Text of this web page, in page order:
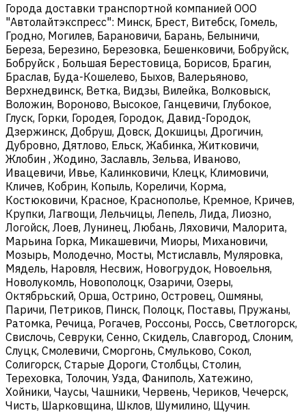
Города доставки транспортной компанией ООО
"Автолайтэкспресс": Минск, Брест, Витебск, Гомель,
Гродно, Могилев, Барановичи, Барань, Белыничи,
Береза, Березино, Березовка, Бешенковичи, Бобруйск,
Бобруйск , Большая Берестовица, Борисов, Брагин,
Браслав, Буда-Кошелево, Быхов, Валерьяново,
Верхнедвинск, Ветка, Видзы, Вилейка, Волковыск,
Воложин, Вороново, Высокое, Ганцевичи, Глубокое,
Глуск, Горки, Городея, Городок, Давид-Городок,
Дзержинск, Добруш, Довск, Докшицы, Дрогичин,
Дубровно, Дятлово, Ельск, Жабинка, Житковичи,
Жлобин , Жодино, Заславль, Зельва, Иваново,
Ивацевичи, Ивье, Калинковичи, Клецк, Климовичи,
Кличев, Кобрин, Копыль, Кореличи, Корма,
Костюковичи, Красное, Краснополье, Кремное, Кричев,
Крупки, Лагвощи, Лельчицы, Лепель, Лида, Лиозно,
Логойск, Лоев, Лунинец, Любань, Ляховичи, Малорита,
Марьина Горка, Микашевичи, Миоры, Михановичи,
Мозырь, Молодечно, Мосты, Мстиславль, Муляровка,
Мядель, Наровля, Несвиж, Новогрудок, Новоельня,
Новолукомль, Новополоцк, Озаричи, Озеры,
Октябрьский, Орша, Острино, Островец, Ошмяны,
Паричи, Петриков, Пинск, Полоцк, Поставы, Пружаны,
Ратомка, Речица, Рогачев, Россоны, Россь, Светлогорск,
Свислочь, Севруки, Сенно, Скидель, Славгород, Слоним,
Слуцк, Смолевичи, Сморгонь, Смульково, Сокол,
Солигорск, Старые Дороги, Столбцы, Столин,
Тереховка, Толочин, Узда, Фаниполь, Хатежино,
Хойники, Чаусы, Чашники, Червень, Чериков, Чечерск,
Чисть, Шарковщина, Шклов, Шумилино, Щучин.